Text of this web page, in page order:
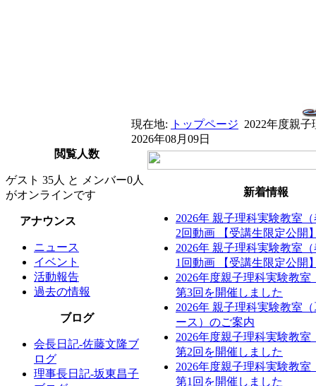
現在地: トップページ 2022年度親
2026年08月09日
閲覧人数
ゲスト 35人 と メンバー0人
がオンラインです
アナウンス
ニュース
イベント
活動報告
過去の情報
ブログ
会長日記-佐藤文隆ブ
ログ
理事長日記-坂東昌子
新着情報
2026年 親子理科実験教室
2回動画 【受講生限定公開
2026年 親子理科実験教室
1回動画 【受講生限定公開
2026年度親子理科実験教室
第3回を開催しました
2026年 親子理科実験教室
ース）のご案内
2026年度親子理科実験教室
第2回を開催しました
2026年度親子理科実験教室
第1回を開催しました